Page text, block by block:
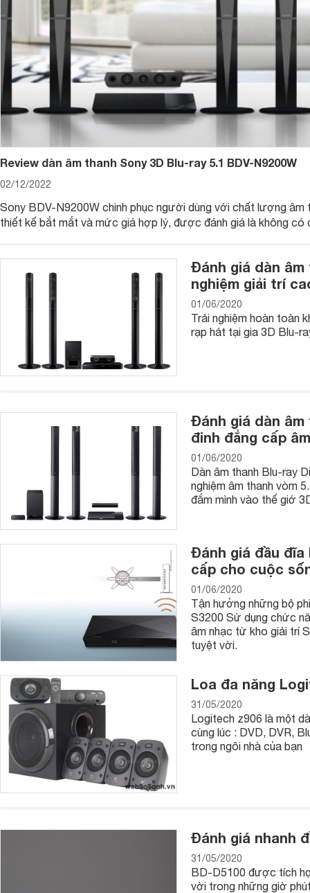
Review dàn âm thanh Sony 3D Blu-ray 5.1 BDV-N9200W
02/12/2022
Sony BDV-N9200W chinh phục người dùng với chất lượng âm
thiết kế bắt mắt và mức giá hợp lý, được đánh giá là không có
Đánh giá dàn âm
nghiệm giải trí
01/06/2020
Trải nghiệm hoàn toàn
rạp hát tại gia 3D Blu-
Đánh giá dàn âm
đinh đẳng cấp
01/06/2020
Dàn âm thanh Blu-ray
nghiệm âm thanh vòm
đắm mình vào thế giớ
Đánh giá đầu đĩa
cấp cho cuộc
01/06/2020
Tận hưởng những bộ
S3200 Sử dụng chức
âm nhạc từ kho giải trí
tuyệt vời.
Loa đa năng
31/05/2020
Logitech z906 là một
cùng lúc : DVD, DVR,
trong ngôi nhà của bạn
Đánh giá nhanh
31/05/2020
BD-D5100 được tích
vời trong những giờ